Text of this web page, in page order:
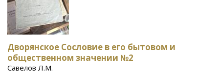
Дворянское Сословие в его бытовом и
общественном значении №2
Савелов Л.М.